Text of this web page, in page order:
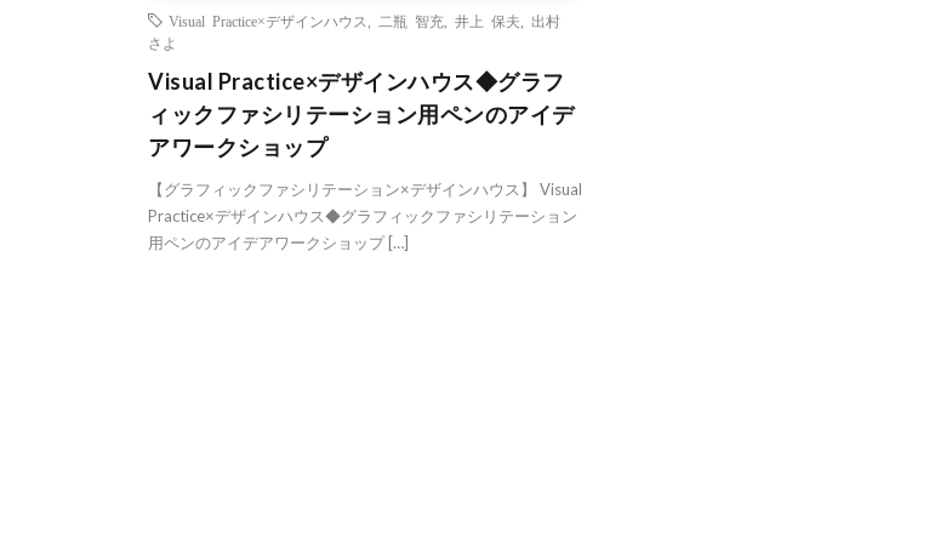
Visual Practice×デザインハウス 二瓶 智充 井上 保夫
出村
さよ
Visual Practice×デザインハウス◆グラフ
ィックファシリテーション用ペンのアイデ
アワークショップ
【グラフィックファシリテーション×デザインハウス】 Visual
Practice×デザインハウス◆グラフィックファシリテーション
用ペンのアイデアワークショップ […]